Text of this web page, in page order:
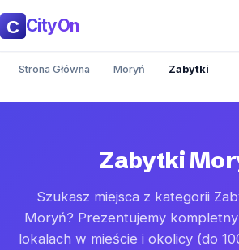
CityOn
Strona Główna Moryń Zabytki
Zabytki
Szukasz miejsca z kategorii
Moryń? Prezentujemy
lokalach w mieście i okolicy (do